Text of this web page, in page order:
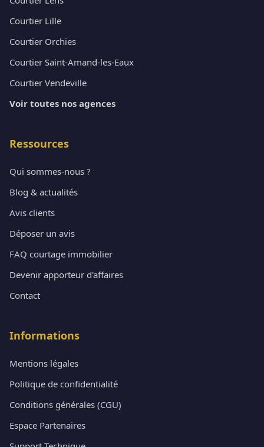
Courtier Lille
Courtier Orchies
Courtier Saint-Amand-les-Eaux
Courtier Vendeville
Voir toutes nos agences
Ressources
Qui sommes-nous ?
Blog & actualités
Avis clients
Déposer un avis
FAQ courtage immobilier
Devenir apporteur d'affaires
Contact
Informations
Mentions légales
Politique de confidentialité
Conditions générales (CGU)
Espace Partenaires